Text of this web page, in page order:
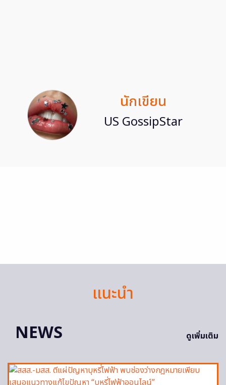
นักเขียน
US GossipStar
แนะนำ
NEWS
ดูเพิ่มเติม